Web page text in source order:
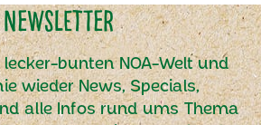
Newsletter
lecker-bunten NOA-Welt und
wieder News, Specials,
alle Infos rund ums Thema